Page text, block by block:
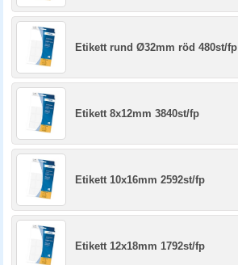
Etikett rund Ø32mm röd 480st/fp
Etikett 8x12mm 3840st/fp
Etikett 10x16mm 2592st/fp
Etikett 12x18mm 1792st/fp